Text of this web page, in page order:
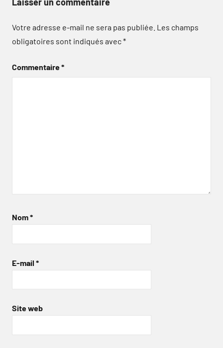
Votre adresse e-mail ne sera pas publiée. Les champs
obligatoires sont indiqués avec*
Commentaire*
Nom*
E-mail *
Site web